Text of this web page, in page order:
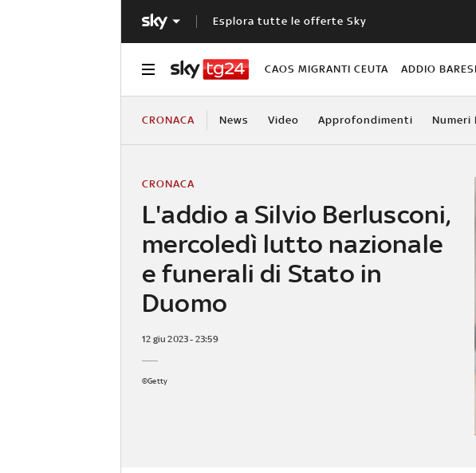
Esplora tutte le offerte Sky
CAOS MIGRANTI CEUTA ADDIO BARESI
CRONACA News Video Approfondimenti Numeri
L'addio a Silvio Berlusconi,
mercoledì lutto nazionale
e funerali di Stato in
Duomo
CRONACA
12 giu 2023 - 23:59
©Getty